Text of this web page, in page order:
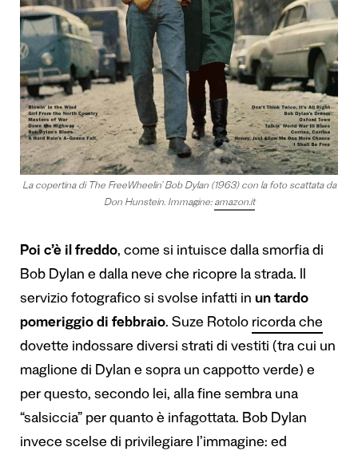
La copertina di The FreeWheelin’ Bob Dylan (1963) con la foto scattata da
Don Hunstein. Immagine: amazon.it
Poi c’è il freddo, come si intuisce dalla smorfia di
Bob Dylan e dalla neve che ricopre la strada. Il
servizio fotografico si svolse infatti in un tardo
pomeriggio di febbraio. Suze Rotolo ricorda che
dovette indossare diversi strati di vestiti (tra cui un
maglione di Dylan e sopra un cappotto verde) e
per questo, secondo lei, alla fine sembra una
“salsiccia” per quanto è infagottata. Bob Dylan
invece scelse di privilegiare l’immagine: ed